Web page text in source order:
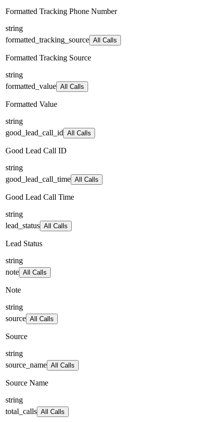
Formatted Tracking Phone Number
string
formatted_tracking_source All Calls
Formatted Tracking Source
string
formatted_value All Calls
Formatted Value
string
good_lead_call_id All Calls
Good Lead Call ID
string
good_lead_call_time All Calls
Good Lead Call Time
string
lead_status All Calls
Lead Status
string
note All Calls
Note
string
source All Calls
Source
string
source_name All Calls
Source Name
string
total_calls All Calls